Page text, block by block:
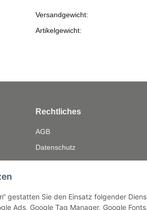
Versandgewicht:
Artikelgewicht:
Rechtliches
AGB
Datenschutz
Widerrufsrecht
Impressum
gestatten Sie den Einsatz folgender
Ads, Google Tag Manager, Google